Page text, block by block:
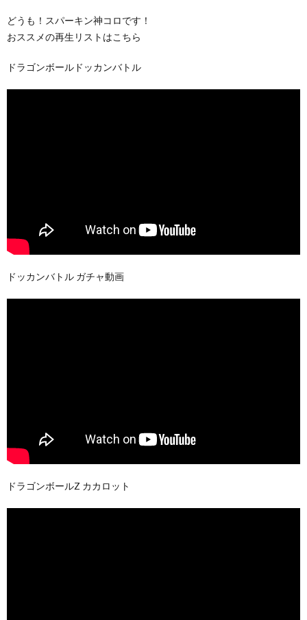
どうも！スパーキン神コロです！
おススメの再生リストはこちら
ドラゴンボールドッカンバトル
ドッカンバトル ガチャ動画
ドラゴンボールZ カカロット